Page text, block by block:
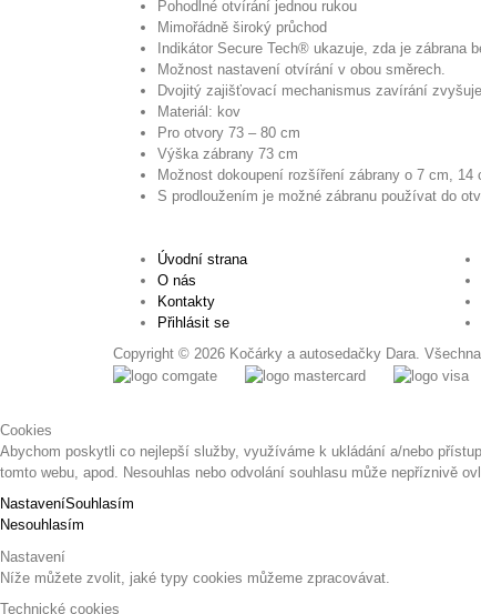
Pohodlné otvírání jednou rukou
Mimořádně široký průchod
Indikátor Secure Tech® ukazuje, zda je zábrana
Možnost nastavení otvírání v obou směrech.
Dvojitý zajišťovací mechanismus zavírání
Materiál: kov
Pro otvory 73 – 80 cm
Výška zábrany 73 cm
Možnost dokoupení rozšíření zábrany o 7 cm, 14
S prodloužením je možné zábranu používat do
Úvodní strana
O nás
Kontakty
Přihlásit se
Copyright © 2026 Kočárky a autosedačky Dara.
Cookies
Abychom poskytli co nejlepší služby, využíváme k ukládání a/nebo
tomto webu, apod. Nesouhlas nebo odvolání souhlasu může nepříznivě
NastaveníSouhlasím
Nesouhlasím
Nastavení
Níže můžete zvolit, jaké typy cookies můžeme zpracovávat.
Technické cookies